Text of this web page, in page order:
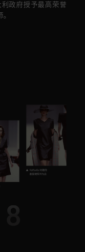
政府授予最高荣誉